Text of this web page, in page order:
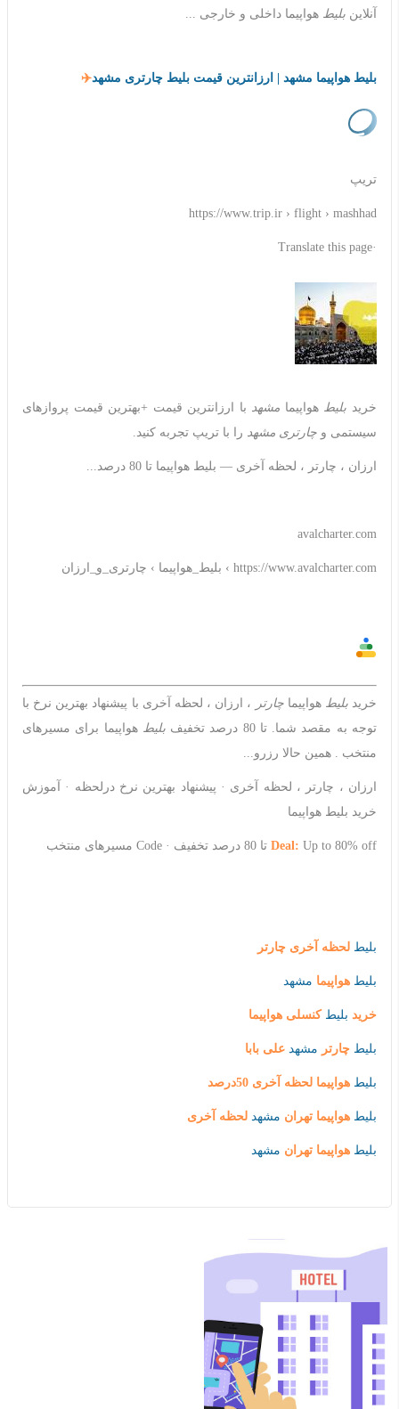
آنلاین بلیط هواپیما داخلی و خارجی ...
بلیط هواپیما مشهد | ارزانترین قیمت بلیط چارتری مشهد✈️
تریپ
https://www.trip.ir › flight › mashhad
·Translate this page
خرید بلیط هواپیما مشهد با ارزانترین قیمت +بهترین قیمت پروازهای
سیستمی و چارتری مشهد را با تریپ تجربه کنید.
ارزان ، چارتر ، لحظه آخری — بلیط هواپیما تا 80 درصد...
avalcharter.com
https://www.avalcharter.com › بلیط_هواپیما › چارتری_و_ارزان
خریدبلیط هواپیماچارتر
، ارزان ، لحظه آخری با پیشنهاد بهترین نرخ با
توجه به مقصد شما. تا 80 درصد تخفیف
بلیط هواپیما برای مسیرهای
منتخب . همین حالا رزرو...
‎ارزان ، چارتر ، لحظه آخری · ‎پیشنهاد بهترین نرخ درلحظه · ‎آموزش
خرید بلیط هواپیما
Deal: Up to 80% off تا 80 درصد تخفیف · Code مسیرهای منتخب
بلیط لحظه آخری چارتر
بلیط هواپیما مشهد
خرید بلیطکنسلی هواپیما
بلیط چارتر مشهد علی بابا
بلیط هواپیما لحظه آخری 50درصد
بلیط هواپیما تهران مشهد لحظه آخری
بلیط هواپیما تهران مشهد